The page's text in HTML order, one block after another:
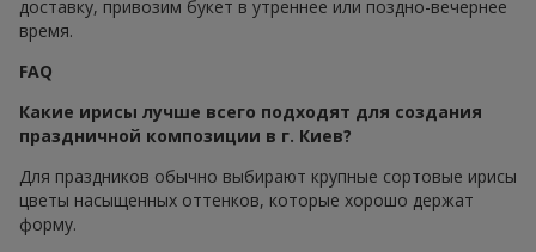
доставку, привозим букет в утреннее или поздно-вечернее
время.
FAQ
Какие ирисы лучше всего подходят для создания
праздничной композиции в г. Киев?
Для праздников обычно выбирают крупные сортовые ирисы
цветы насыщенных оттенков, которые хорошо держат
форму.